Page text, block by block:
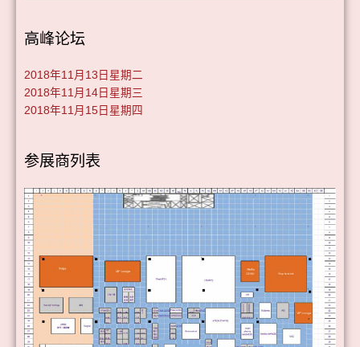
高峰论坛
2018年11月13日星期二
2018年11月14日星期三
2018年11月15日星期四
参展商列表